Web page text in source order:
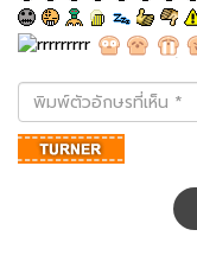
พิมพ์
ตัว
อักษร
ที่